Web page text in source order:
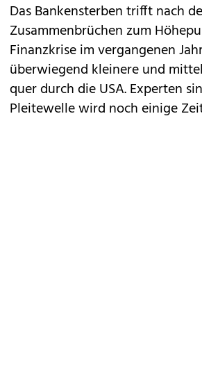
Das Bankensterben trifft nach
Zusammenbrüchen zum
Finanzkrise im vergangenen
überwiegend kleinere und
quer durch die USA. Experten
Pleitewelle wird noch einige